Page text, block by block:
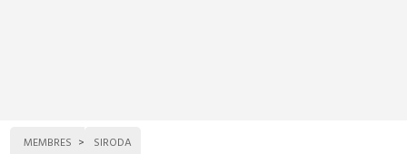
MEMBRES SIRODA